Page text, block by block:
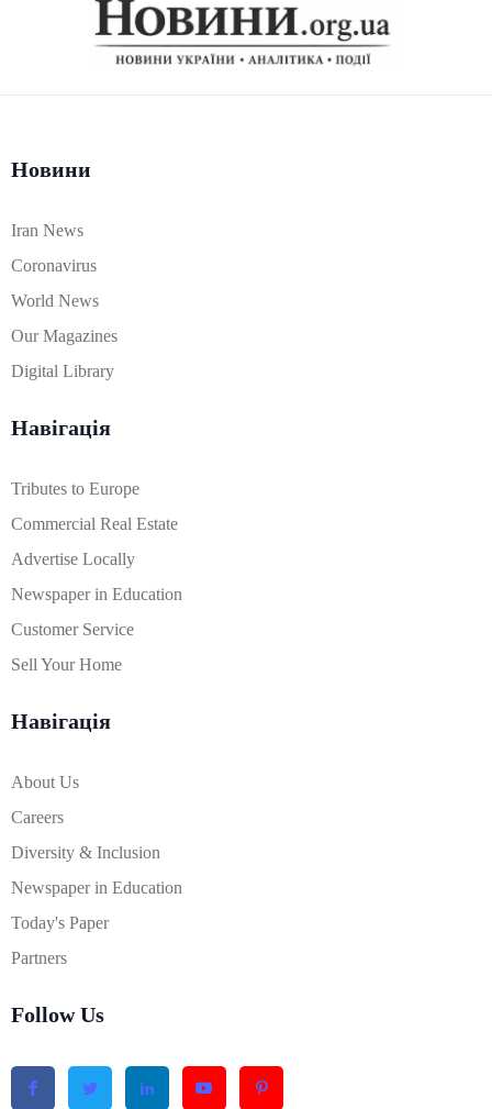
Новини
Iran News
Coronavirus
World News
Our Magazines
Digital Library
Навігація
Tributes to Europe
Commercial Real Estate
Advertise Locally
Newspaper in Education
Customer Service
Sell Your Home
Навігація
About Us
Careers
Diversity & Inclusion
Newspaper in Education
Today's Paper
Partners
Follow Us